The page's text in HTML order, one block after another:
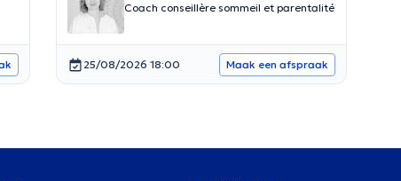
Coach conseillère sommeil et parentalité
25/08/2026 18:00 Maak een afspraak